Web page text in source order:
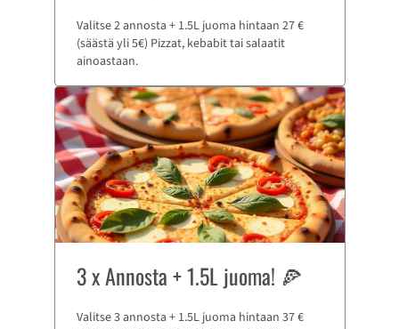
Valitse 2 annosta + 1.5L juoma hintaan 27 €
(säästä yli 5€) Pizzat, kebabit tai salaatit
ainoastaan.
3 x Annosta + 1.5L juoma! 🍕
Valitse 3 annosta + 1.5L juoma hintaan 37 €